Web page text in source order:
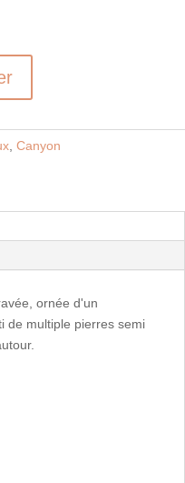
Canyon
ornée d'un
de multiple pierres semi